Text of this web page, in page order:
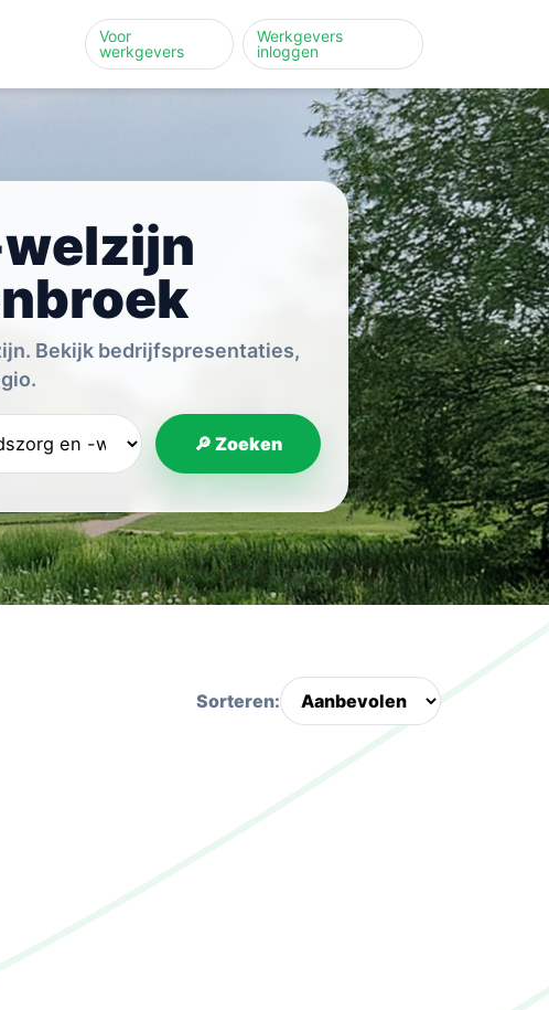
Voor
werkgevers
Werkgevers
inloggen
Bekijk bedrijfspresentaties,
🔎 Zoeken
Sorteren: